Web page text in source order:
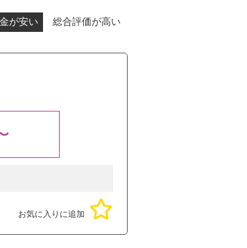
が安い 総合評価が高い
お気に入りに追加